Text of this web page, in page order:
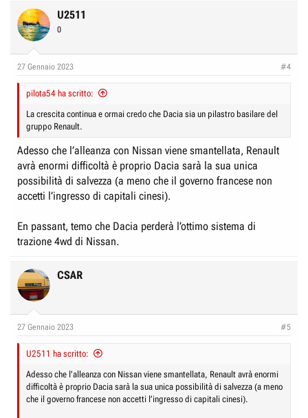
c
t
i
s
U2511
0
27 Gennaio 2023 #4
pilota54 ha scritto:
La crescita continua e ormai credo che Dacia sia un pilastro basilare del
gruppo Renault.
Adesso che l’alleanza con Nissan viene smantellata, Renault
avrà enormi difficoltà è proprio Dacia sarà la sua unica
possibilità di salvezza (a meno che il governo francese non
accetti l’ingresso di capitali cinesi).
En passant, temo che Dacia perderà l’ottimo sistema di
trazione 4wd di Nissan.
CSAR
27 Gennaio 2023 #5
U2511 ha scritto:
Adesso che l’alleanza con Nissan viene smantellata, Renault avrà enormi
difficoltà è proprio Dacia sarà la sua unica possibilità di salvezza (a meno
che il governo francese non accetti l’ingresso di capitali cinesi).